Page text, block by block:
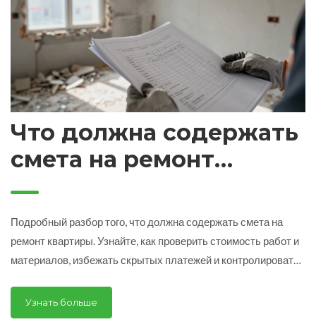
Что должна содержать
смета на ремонт
квартиры: полный
разбор и чек-лист
Подробный разбор того, что должна содержать смета на
ремонт квартиры. Узнайте, как проверить стоимость работ и
материалов, избежать скрытых платежей и контролировать
Узнать больше